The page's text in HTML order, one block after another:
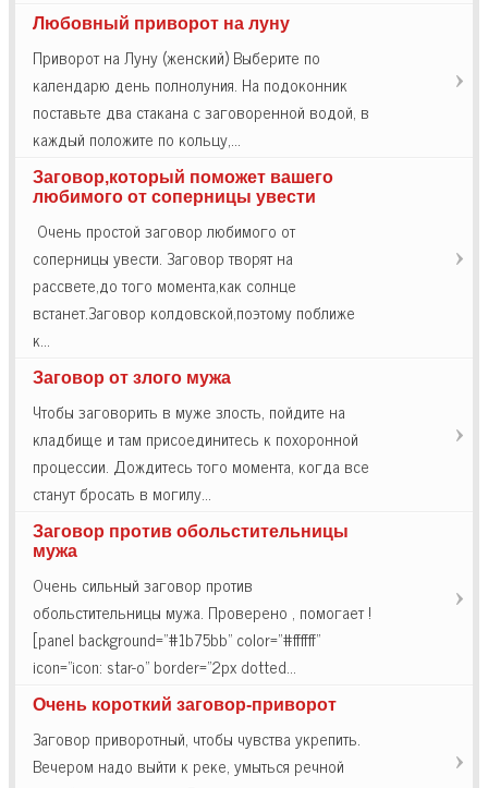
Любовный приворот на луну
Приворот на Луну (женский) Выберите по
календарю день полнолуния. На подоконник
поставьте два стакана с заговоренной водой, в
каждый положите по кольцу,…
Заговор,который поможет вашего
любимого от соперницы увести
Очень простой заговор любимого от
соперницы увести. Заговор творят на
рассвете,до того момента,как солнце
встанет.Заговор колдовской,поэтому поближе
к…
Заговор от злого мужа
Чтобы заговорить в муже злость, пойдите на
кладбище и там присоединитесь к похоронной
процессии. Дождитесь того момента, когда все
станут бросать в могилу…
Заговор против обольстительницы
мужа
Очень сильный заговор против
обольстительницы мужа. Проверено , помогает !
[panel background="#1b75bb" color="#ffffff"
icon="icon: star-o" border="2px dotted…
Очень короткий заговор-приворот
Заговор приворотный, чтобы чувства укрепить.
Вечером надо выйти к реке, умыться речной